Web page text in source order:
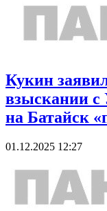
Кукин
взыскании с
на Батайск
01.12.2025 12:27